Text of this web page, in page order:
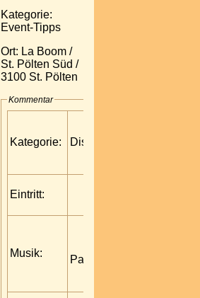
Kategorie:
Event-Tipps
Ort: La Boom /
St. Pölten Süd /
3100 St. Pölten
Kommentar
Kategorie: Disco
Eintritt:
Musik:
Partymusik